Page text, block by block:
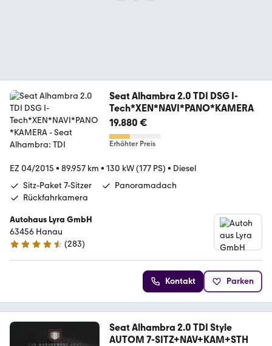
Seat Alhambra 2.0 TDI DSG I-
Tech*XEN*NAVI*PANO*KAMERA
19.880 €
Erhöhter Preis
EZ 04/2015 • 89.957 km • 130 kW (177 PS) • Diesel
Sitz-Paket 7-Sitzer
Panoramadach
Rückfahrkamera
Autohaus Lyra GmbH
63456 Hanau
4.7 Sterne
(283)
Kontakt Parken
Seat Alhambra 2.0 TDI Style
AUTOM 7-SITZ+NAV+KAM+STH